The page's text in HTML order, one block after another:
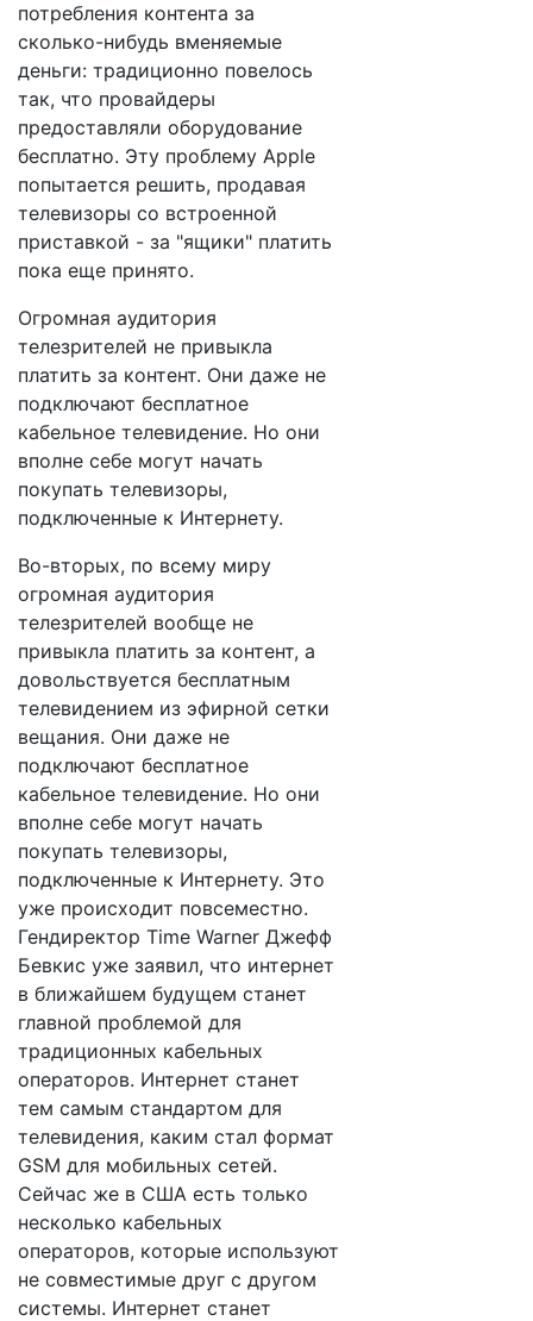
потребления контента за
сколько-нибудь вменяемые
деньги: традиционно повелось
так, что провайдеры
предоставляли оборудование
бесплатно. Эту проблему Apple
попытается решить, продавая
телевизоры со встроенной
приставкой - за "ящики" платить
пока еще принято.
Огромная аудитория
телезрителей не привыкла
платить за контент. Они даже не
подключают бесплатное
кабельное телевидение. Но они
вполне себе могут начать
покупать телевизоры,
подключенные к Интернету.
Во-вторых, по всему миру
огромная аудитория
телезрителей вообще не
привыкла платить за контент, а
довольствуется бесплатным
телевидением из эфирной сетки
вещания. Они даже не
подключают бесплатное
кабельное телевидение. Но они
вполне себе могут начать
покупать телевизоры,
подключенные к Интернету. Это
уже происходит повсеместно.
Гендиректор Time Warner Джефф
Бевкис уже заявил, что интернет
в ближайшем будущем станет
главной проблемой для
традиционных кабельных
операторов. Интернет станет
тем самым стандартом для
телевидения, каким стал формат
GSM для мобильных сетей.
Сейчас же в США есть только
несколько кабельных
операторов, которые используют
не совместимые друг с другом
системы. Интернет станет